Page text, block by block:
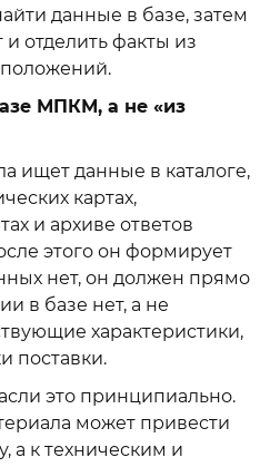
данные в базе, затем
отделить факты из
МПКМ, а не «из
ищет данные в каталоге,
картах,
и архиве ответов
этого он формирует
нет, он должен прямо
в базе нет, а не
характеристики,
поставки.
это принципиально.
может привести
а к техническим и